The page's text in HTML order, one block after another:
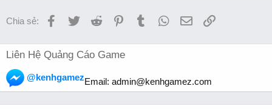
Chia sẻ: Facebook
TwitterReddit PinterestTumblrWhatsApp
EmailLink
Liên Hệ Quảng Cáo Game
@kenhgamezEmail: admin@kenhgamez.com